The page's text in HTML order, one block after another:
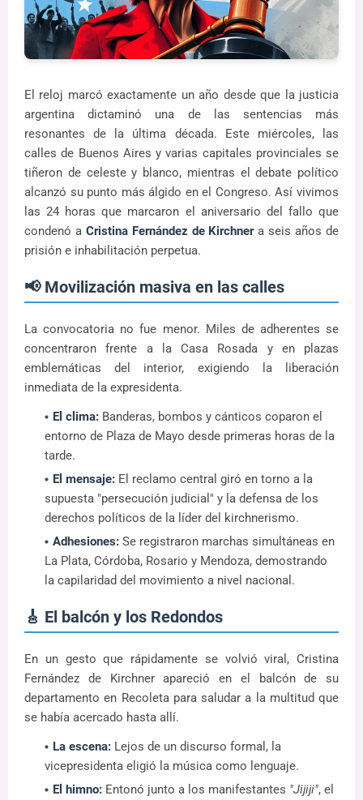
El reloj marcó exactamente un año desde que la justicia
argentina dictaminó una de las sentencias más
resonantes de la última década. Este miércoles, las
calles de Buenos Aires y varias capitales provinciales se
tiñeron de celeste y blanco, mientras el debate político
alcanzó su punto más álgido en el Congreso. Así vivimos
las 24 horas que marcaron el aniversario del fallo que
condenó a Cristina Fernández de Kirchnera seis años de
prisión e inhabilitación perpetua.
📢 Movilización masiva en las calles
La convocatoria no fue menor. Miles de adherentes se
concentraron frente a la Casa Rosada y en plazas
emblemáticas del interior, exigiendo la liberación
inmediata de la expresidenta.
El clima: Banderas, bombos y cánticos coparon el
entorno de Plaza de Mayo desde primeras horas de la
tarde.
El mensaje: El reclamo central giró en torno a la
supuesta "persecución judicial" y la defensa de los
derechos políticos de la líder del kirchnerismo.
Adhesiones: Se registraron marchas simultáneas en
La Plata, Córdoba, Rosario y Mendoza, demostrando
la capilaridad del movimiento a nivel nacional.
🎸 El balcón y los Redondos
En un gesto que rápidamente se volvió viral, Cristina
Fernández de Kirchner apareció en el balcón de su
departamento en Recoleta para saludar a la multitud que
se había acercado hasta allí.
La escena: Lejos de un discurso formal, la
vicepresidenta eligió la música como lenguaje.
El himno: Entonó junto a los manifestantes "Jijiji", el